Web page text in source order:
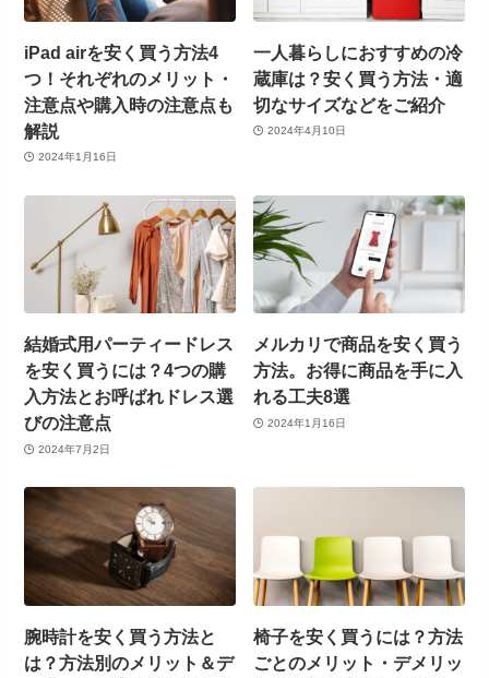
iPad airを安く買う方法4
つ！それぞれのメリット・
注意点や購入時の注意点も
解説
2024年1月16日
一人暮らしにおすすめの冷
蔵庫は？安く買う方法・適
切なサイズなどをご紹介
2024年4月10日
結婚式用パーティードレス
を安く買うには？4つの購
入方法とお呼ばれドレス選
びの注意点
2024年7月2日
メルカリで商品を安く買う
方法。お得に商品を手に入
れる工夫8選
2024年1月16日
腕時計を安く買う方法と
は？方法別のメリット＆デ
椅子を安く買うには？方法
ごとのメリット・デメリッ